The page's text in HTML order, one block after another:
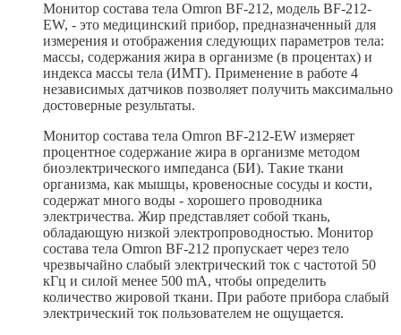
Монитор состава тела Omron BF-212, модель BF-212-
EW, - это медицинский прибор, предназначенный для
измерения и отображения следующих параметров тела:
массы, содержания жира в организме (в процентах) и
индекса массы тела (ИМТ). Применение в работе 4
независимых датчиков позволяет получить максимально
достоверные результаты.
Монитор состава тела Omron BF-212-EW измеряет
процентное содержание жира в организме методом
биоэлектрического импеданса (БИ). Такие ткани
организма, как мышцы, кровеносные сосуды и кости,
содержат много воды - хорошего проводника
электричества. Жир представляет собой ткань,
обладающую низкой электропроводностью. Монитор
состава тела Omron BF-212 пропускает через тело
чрезвычайно слабый электрический ток с частотой 50
кГц и силой менее 500 mA, чтобы определить
количество жировой ткани. При работе прибора слабый
электрический ток пользователем не ощущается.